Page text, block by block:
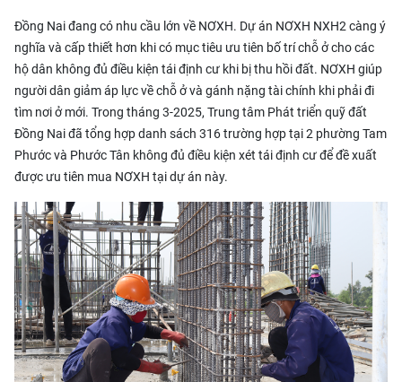
Đồng Nai đang có nhu cầu lớn về NƠXH. Dự án NƠXH NXH2 càng ý
nghĩa và cấp thiết hơn khi có mục tiêu ưu tiên bố trí chỗ ở cho các
hộ dân không đủ điều kiện tái định cư khi bị thu hồi đất. NƠXH giúp
người dân giảm áp lực về chỗ ở và gánh nặng tài chính khi phải đi
tìm nơi ở mới. Trong tháng 3-2025, Trung tâm Phát triển quỹ đất
Đồng Nai đã tổng hợp danh sách 316 trường hợp tại 2 phường Tam
Phước và Phước Tân không đủ điều kiện xét tái định cư để đề xuất
được ưu tiên mua NƠXH tại dự án này.